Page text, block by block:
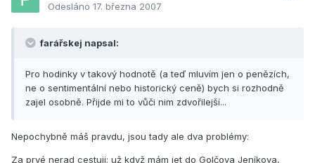
Odesláno 17. března 2007
farářskej napsal:
Pro hodinky v takový hodnotě (a teď mluvím jen o penězích,
ne o sentimentální nebo historický ceně) bych si rozhodně
zajel osobně. Přijde mi to vůči nim zdvořilejší...
Nepochybně máš pravdu, jsou tady ale dva problémy:
Za prvé nerad cestuji; už když mám jet do Golčova Jeníkova,